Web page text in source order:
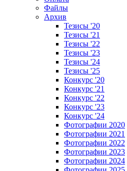
Файлы
Архив
Тезисы '20
Тезисы '21
Тезисы '22
Тезисы '23
Тезисы '24
Тезисы '25
Конкурс '20
Конкурс '21
Конкурс '22
Конкурс '23
Конкурс '24
Фотографии 2020
Фотографии 2021
Фотографии 2022
Фотографии 2023
Фотографии 2024